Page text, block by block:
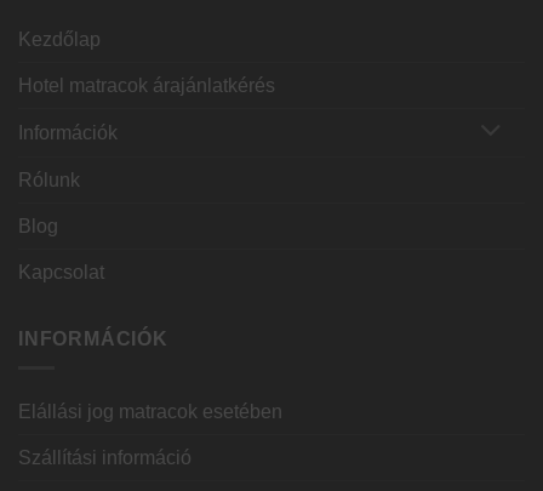
Kezdőlap
Hotel matracok árajánlatkérés
Információk
Rólunk
Blog
Kapcsolat
INFORMÁCIÓK
Elállási jog matracok esetében
Szállítási információ